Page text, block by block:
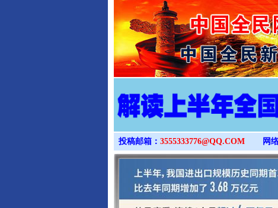
投稿邮箱： 3555333776@QQ.COM 网